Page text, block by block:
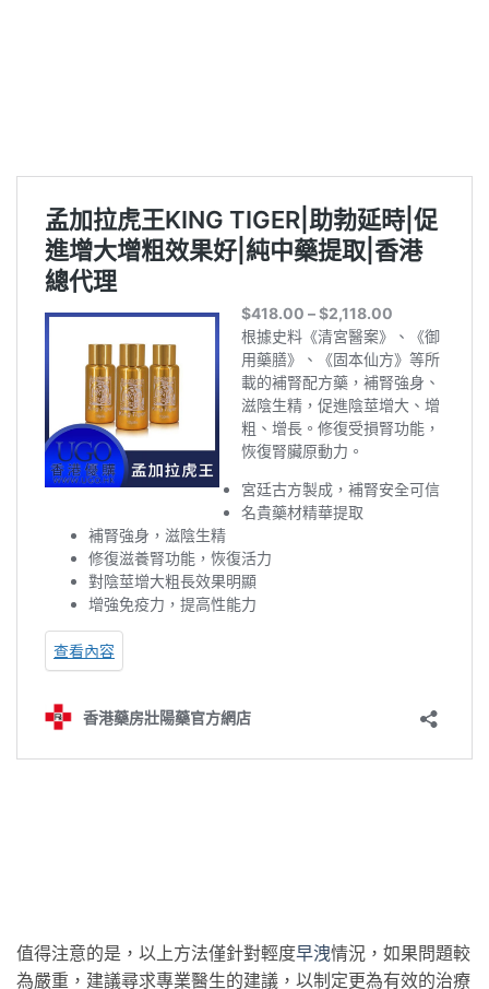
值得注意的是，以上方法僅針對輕度早洩情況，如果問題較
為嚴重，建議尋求專業醫生的建議，以制定更為有效的治療